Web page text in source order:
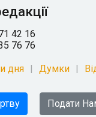
42 16
76 76
дня Думки
Подати